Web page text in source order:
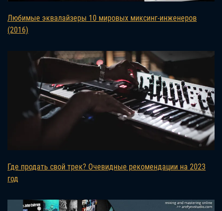
Любимые эквалайзеры 10 мировых миксинг-инженеров
(2016)
Где продать свой трек? Очевидные рекомендации на 2023
год